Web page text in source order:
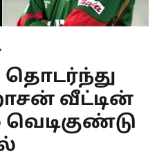
வீட்டின்